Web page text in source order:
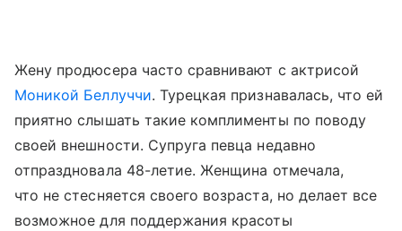
Жену продюсера часто сравнивают с актрисой
Моникой Беллуччи. Турецкая признавалась, что ей
приятно слышать такие комплименты по поводу
своей внешности. Супруга певца недавно
отпраздновала 48-летие. Женщина отмечала,
что не стесняется своего возраста, но делает все
возможное для поддержания красоты